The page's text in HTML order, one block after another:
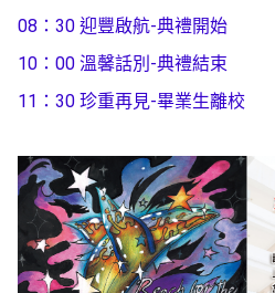
08：30 迎豐啟航-典禮開始
10：00 溫馨話別-典禮結束
11：30 珍重再見-畢業生離校